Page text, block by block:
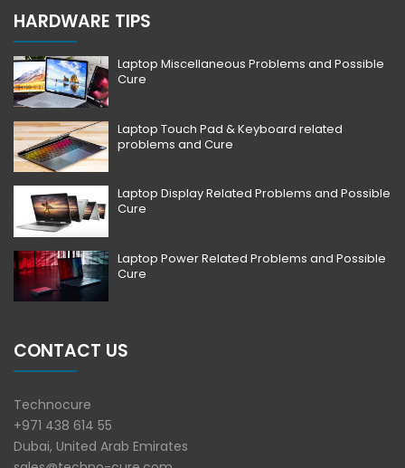
HARDWARE TIPS
Laptop Miscellaneous Problems and Possible
Cure
Laptop Touch Pad & Keyboard related
problems and Cure
Laptop Display Related Problems and Possible
Cure
Laptop Power Related Problems and Possible
Cure
CONTACT US
Technocure
+971 438 614 55
Dubai, United Arab Emirates